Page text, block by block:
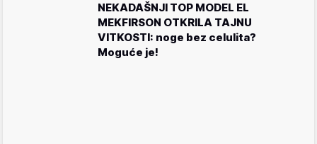
NEKADAŠNJI TOP MODEL EL
MEKFIRSON OTKRILA TAJNU
VITKOSTI: noge bez celulita?
Moguće je!